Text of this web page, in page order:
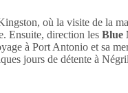
où la visite de la
Ensuite, direction les Blue
à Port Antonio et sa
jours de détente à